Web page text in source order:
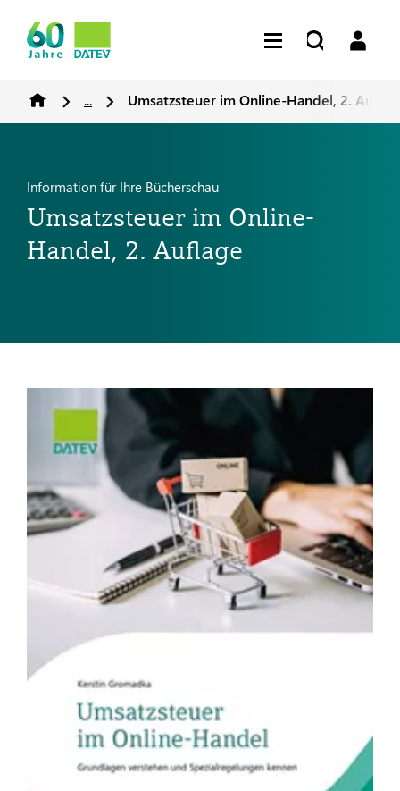
... Umsatzsteuer im Online-Handel, 2.
Information für Ihre Bücherschau
Umsatzsteuer im Online-
Handel, 2. Auflage